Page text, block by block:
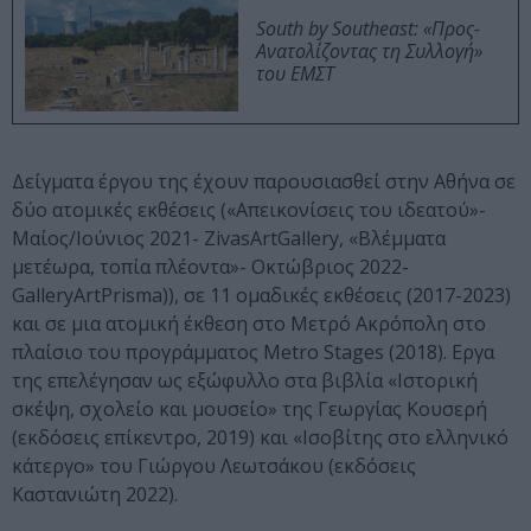
South by Southeast: «Προς-
Ανατολίζοντας τη Συλλογή»
του ΕΜΣΤ
Δείγματα έργου της έχουν παρουσιασθεί στην Αθήνα σε
δύο ατομικές εκθέσεις («Απεικονίσεις του ιδεατού»-
Μαίος/Ιούνιος 2021- ZivasArtGallery, «Βλέμματα
μετέωρα, τοπία πλέοντα»- Οκτώβριος 2022-
GalleryArtPrisma)), σε 11 ομαδικές εκθέσεις (2017-2023)
και σε μια ατομική έκθεση στο Μετρό Ακρόπολη στο
πλαίσιο του προγράμματος Metro Stages (2018). Εργα
της επελέγησαν ως εξώφυλλο στα βιβλία «Ιστορική
σκέψη, σχολείο και μουσείο» της Γεωργίας Κουσερή
(εκδόσεις επίκεντρο, 2019) και «Ισοβίτης στο ελληνικό
κάτεργο» του Γιώργου Λεωτσάκου (εκδόσεις
Καστανιώτη 2022).